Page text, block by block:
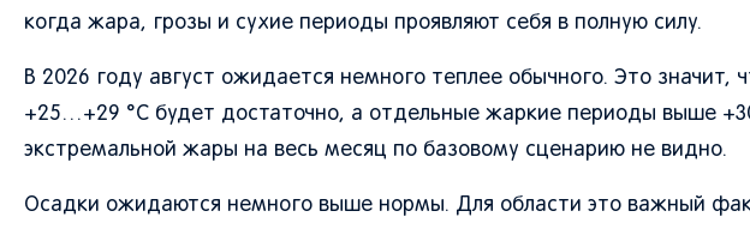
когда жара, грозы и сухие периоды проявляют себя в полную силу.
В 2026 году август ожидается немного теплее обычного. Это
+25…+29 °C будет достаточно, а отдельные жаркие периоды выше
экстремальной жары на весь месяц по базовому сценарию не видно.
Осадки ожидаются немного выше нормы. Для области это важный